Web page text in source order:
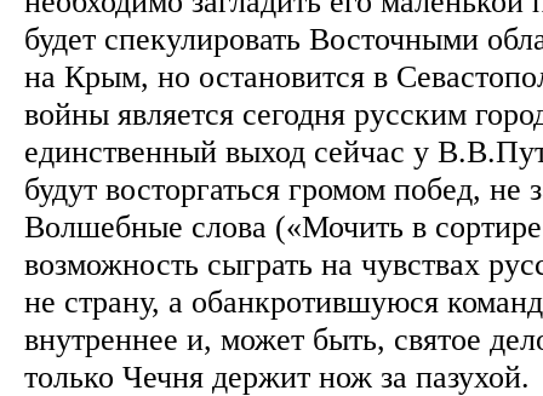
будет спекулировать Восточными
на Крым, но остановится в
войны является сегодня русским
единственный выход сейчас у
будут восторгаться громом побед, не
Волшебные слова («Мочить в
возможность сыграть на чувствах
не страну, а обанкротившуюся
внутреннее и, может быть, святое
только Чечня держит нож за